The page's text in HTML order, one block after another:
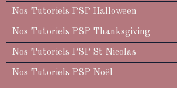
Nos Tutoriels PSP Halloween
Nos Tutoriels PSP Thanksgiving
Nos Tutoriels PSP St Nicolas
Nos Tutoriels PSP Noël